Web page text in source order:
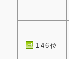
146位